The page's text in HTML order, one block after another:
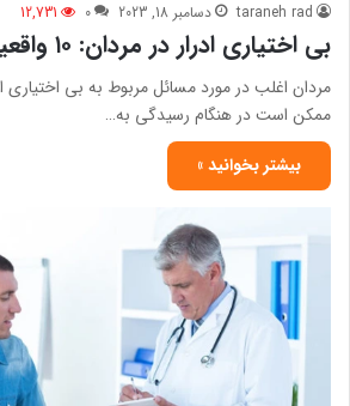
taraneh rad دسامبر 18, 2023 0
12,731
بی اختیاری ادرار در مردان: ۱۰ واقعیتی که باید بدانید
مردان اغلب در مورد مسائل مربوط به بی اختیاری
ممکن است در هنگام رسیدگی به…
بیشتر بخوانید »